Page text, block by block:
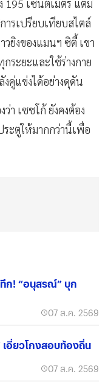
195 เซนติเมตร แต่มี
ารเปรียบเทียบสไตล์
วยิงของแมนฯ ซิตี้ เขา
ระยะและใช้ร่างกาย
คู่แข่งได้อย่างดุดัน
า เซชโก้ ยังคงต้อง
ะตูให้มากกว่านี้เพื่อ
ทึก! “อนุสรณ์” บุก
07 ส.ค. 2569
เอี่ยวโกงสอบท้องถิ่น
07 ส.ค. 2569